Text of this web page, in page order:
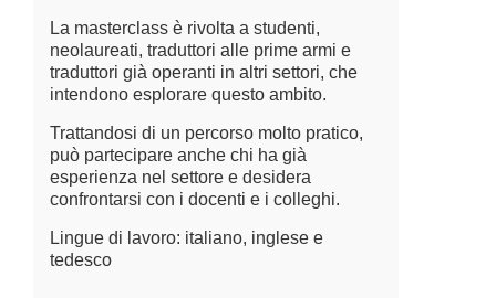
La masterclass è rivolta a studenti,
neolaureati, traduttori alle prime armi e
traduttori già operanti in altri settori, che
intendono esplorare questo ambito.
Trattandosi di un percorso molto pratico,
può partecipare anche chi ha già
esperienza nel settore e desidera
confrontarsi con i docenti e i colleghi.
Lingue di lavoro: italiano, inglese e
tedesco